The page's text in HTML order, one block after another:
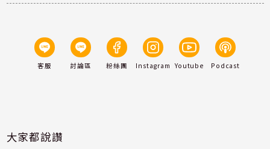
客服 討論區 粉絲團 Instagram Youtube Podcast
大家都說讚